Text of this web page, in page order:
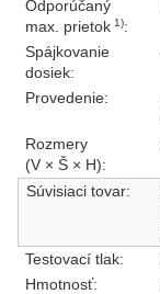
Odporúčaný
max. prietok1):
Spájkovanie
dosiek:
Provedenie:
Rozmery
(V × Š × H):
Súvisiaci tovar:
Testovací tlak:
Hmotnosť: